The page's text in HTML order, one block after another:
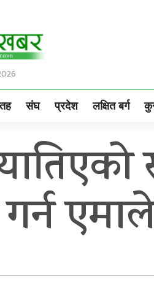
संघ प्रदेश लक्षित बर्ग